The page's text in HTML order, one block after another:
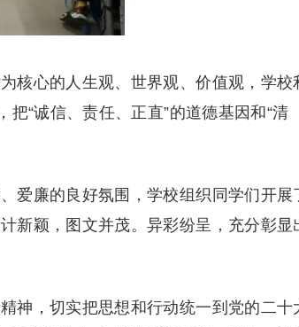
核心的人生观、世界观、价值观，学校
把“诚信、责任、正直”的道德基因和“清
爱廉的良好氛围，学校组织同学们开展
新颖，图文并茂。异彩纷呈，充分彰显
神，切实把思想和行动统一到党的二十